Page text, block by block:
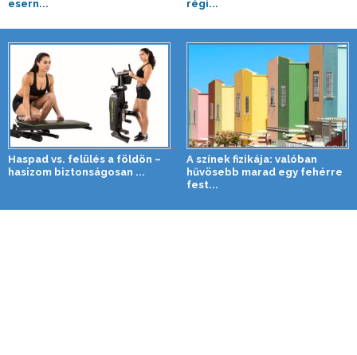
esern...
régi...
Haspad vs. felülés a földön –
hasizom biztonságosan ...
A színek fizikája: valóban
hűvösebb marad egy fehérre
fest...